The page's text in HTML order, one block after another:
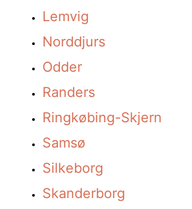
Lemvig
Norddjurs
Odder
Randers
Ringkøbing-Skjern
Samsø
Silkeborg
Skanderborg